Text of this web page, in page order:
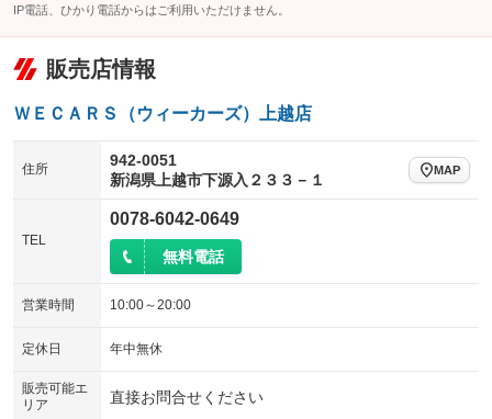
ベンチシート
：装備なし ：装備なし
：装備なし
ウォークスルー 後席モニター
電動リアゲート
：装備なし
サイドカメラ
：装備なし
エアサスペンション
IP電話、ひかり電話からはご利用いただけません。
販売店情報
ＷＥＣＡＲＳ（ウィーカーズ）上越店
住所
942-0051
新潟県上越市下源入２３３－１
MAP
TEL
0078-6042-0649
無料電話
営業時間 10:00～20:00
定休日 年中無休
販売可能エ
リア
直接お問合せください